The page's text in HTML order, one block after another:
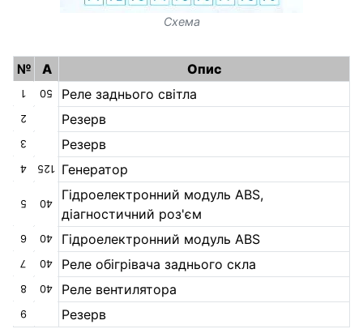
Схема
№ A Опис
1 50 Реле заднього світла
2 Резерв
3 Резерв
4 125 Генератор
5 40
Гідроелектронний модуль ABS,
діагностичний роз'єм
6 40 Гідроелектронний модуль ABS
7 40 Реле обігрівача заднього скла
8 40 Реле вентилятора
9 Резерв